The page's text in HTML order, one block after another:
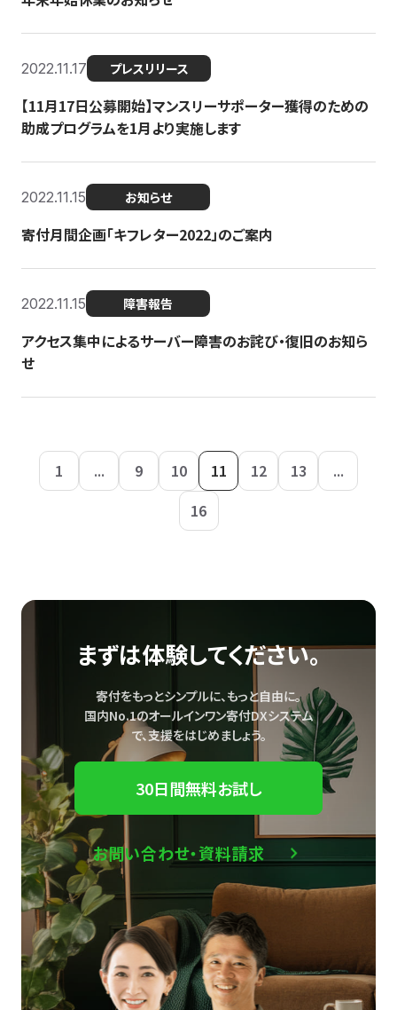
2022.11.17 プレスリリース
【11月17日公募開始】マンスリーサポーター獲得のための
助成プログラムを1月より実施します
2022.11.15 お知らせ
寄付月間企画「キフレター2022」のご案内
2022.11.15 障害報告
アクセス集中によるサーバー障害のお詫び・復旧のお知ら
せ
1 ... 9 10 11 12 13
...
16
まずは体験してください。
寄付をもっとシンプルに、もっと自由に。
国内No.1のオールインワン寄付DXシステム
で、支援をはじめましょう。
30日間無料お試し
お問い合わせ・資料請求